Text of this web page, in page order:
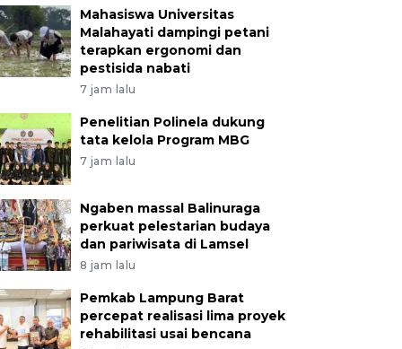
Mahasiswa Universitas
Malahayati dampingi petani
terapkan ergonomi dan
pestisida nabati
7 jam lalu
Penelitian Polinela dukung
tata kelola Program MBG
7 jam lalu
Ngaben massal Balinuraga
perkuat pelestarian budaya
dan pariwisata di Lamsel
8 jam lalu
Pemkab Lampung Barat
percepat realisasi lima proyek
rehabilitasi usai bencana